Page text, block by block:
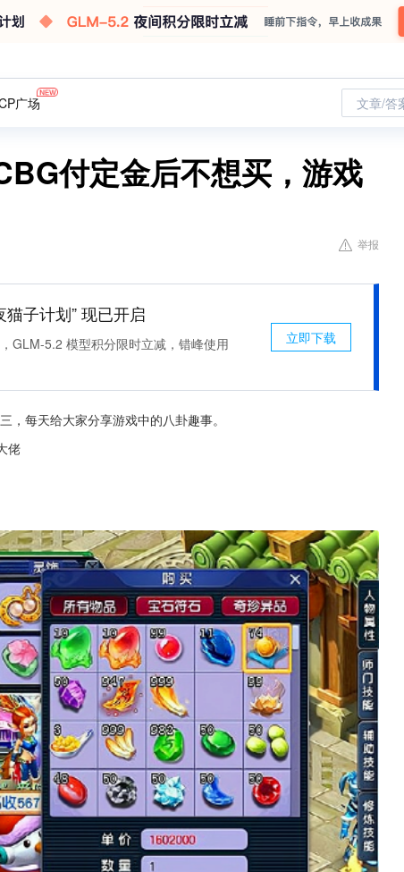
广场 文章/答
付定金后不想买，游戏
举报
猫子计划” 现已开启
GLM-5.2 模型积分限时立减，错峰使用
立即下载
每天给大家分享游戏中的八卦趣事。
佬